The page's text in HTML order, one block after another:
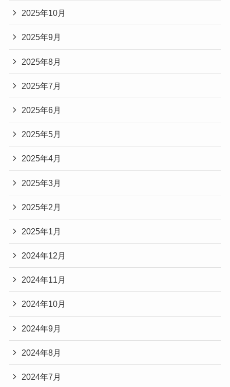
2025年10月
2025年9月
2025年8月
2025年7月
2025年6月
2025年5月
2025年4月
2025年3月
2025年2月
2025年1月
2024年12月
2024年11月
2024年10月
2024年9月
2024年8月
2024年7月